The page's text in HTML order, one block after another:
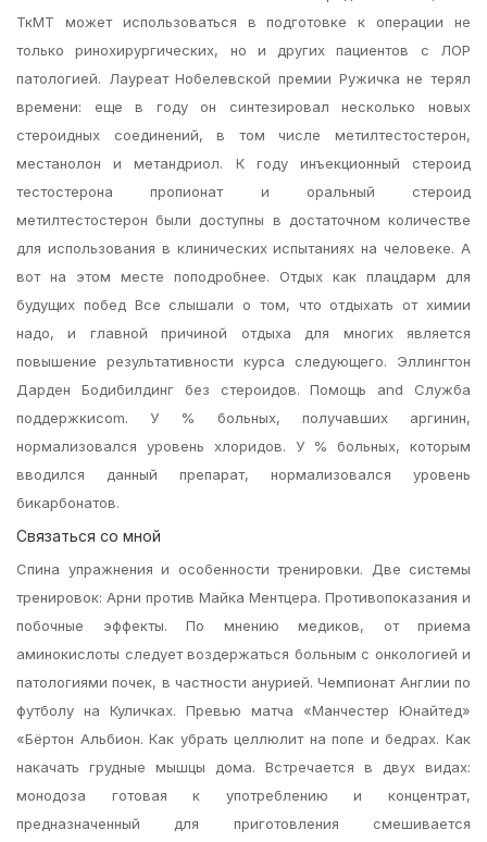
ТкМТ может использоваться в подготовке к операции не
только ринохирургических, но и других пациентов с ЛОР
патологией. Лауреат Нобелевской премии Ружичка не терял
времени: еще в году он синтезировал несколько новых
стероидных соединений, в том числе метилтестостерон,
местанолон и метандриол. К году инъекционный стероид
тестостерона пропионат и оральный стероид
метилтестостерон были доступны в достаточном количестве
для использования в клинических испытаниях на человеке. А
вот на этом месте поподробнее. Отдых как плацдарм для
будущих побед Все слышали о том, что отдыхать от химии
надо, и главной причиной отдыха для многих является
повышение результативности курса следующего. Эллингтон
Дарден Бодибилдинг без стероидов. Помощь and Служба
поддержкиcom. У % больных, получавших аргинин,
нормализовался уровень хлоридов. У % больных, которым
вводился данный препарат, нормализовался уровень
бикарбонатов.
Связаться со мной
Спина упражнения и особенности тренировки. Две системы
тренировок: Арни против Майка Ментцера. Противопоказания и
побочные эффекты. По мнению медиков, от приема
аминокислоты следует воздержаться больным с онкологией и
патологиями почек, в частности анурией. Чемпионат Англии по
футболу на Куличках. Превью матча «Манчестер Юнайтед»
«Бёртон Альбион. Как убрать целлюлит на попе и бедрах. Как
накачать грудные мышцы дома. Встречается в двух видах:
монодоза готовая к употреблению и концентрат,
предназначенный для приготовления смешивается